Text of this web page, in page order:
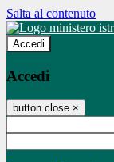
Salta al contenuto
Accedi
Accedi
button close ×